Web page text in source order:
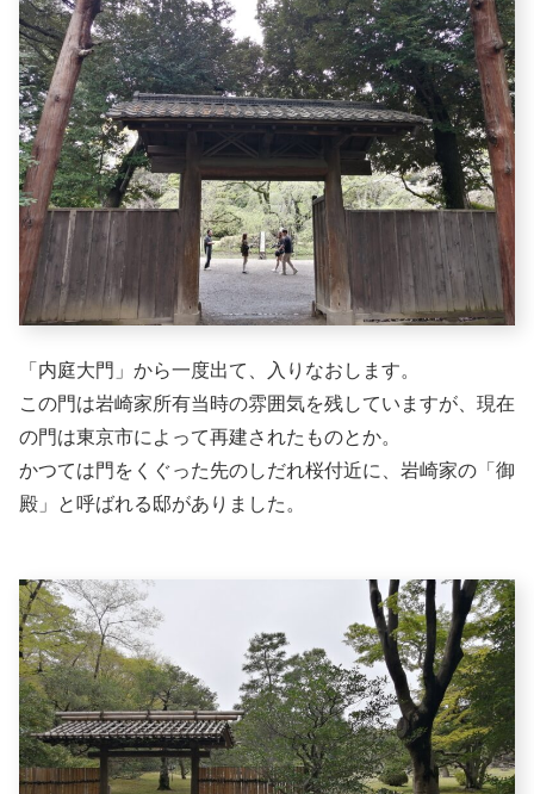
「内庭大門」から一度出て、入りなおします。
この門は岩崎家所有当時の雰囲気を残していますが、現在
の門は東京市によって再建されたものとか。
かつては門をくぐった先のしだれ桜付近に、岩崎家の「御
殿」と呼ばれる邸がありました。